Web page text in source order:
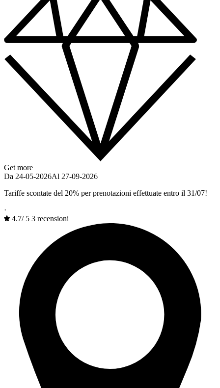
Get more
Da 24-05-2026Al 27-09-2026
Tariffe scontate del 20% per prenotazioni effettuate entro il 31/07!
·
4.7/ 5 3 recensioni